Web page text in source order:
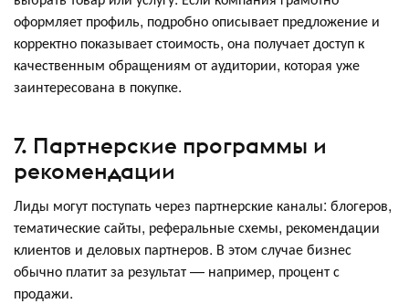
оформляет профиль, подробно описывает предложение и
корректно показывает стоимость, она получает доступ к
качественным обращениям от аудитории, которая уже
заинтересована в покупке.
7. Партнерские программы и
рекомендации
Лиды могут поступать через партнерские каналы: блогеров,
тематические сайты, реферальные схемы, рекомендации
клиентов и деловых партнеров. В этом случае бизнес
обычно платит за результат — например, процент с
продажи.